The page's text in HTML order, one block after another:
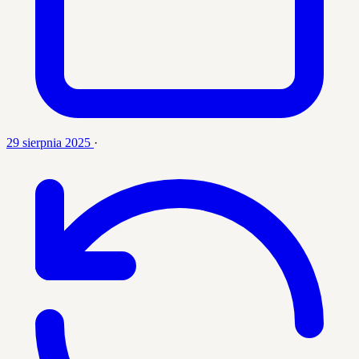
29 sierpnia 2025 ·